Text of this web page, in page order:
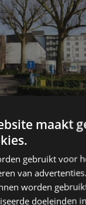
voltijdse
maakt
gebruikt voor
van
worden
doeleinden